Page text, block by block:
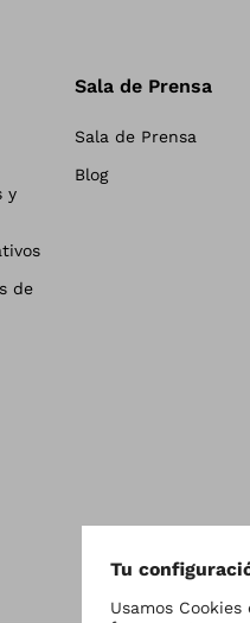
y
de
Sala de Prensa
Sala de Prensa
Blog